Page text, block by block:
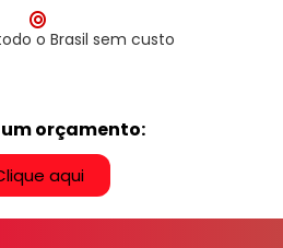
o Brasil sem custo
orçamento:
aqui